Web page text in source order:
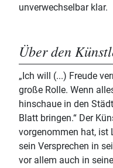
unverwechselbar klar.
Über den
„Ich will (...) Freude
große Rolle. Wenn
hinschaue in den
Blatt bringen.“ Der
vorgenommen hat, ist
sein Versprechen in
vor allem auch in